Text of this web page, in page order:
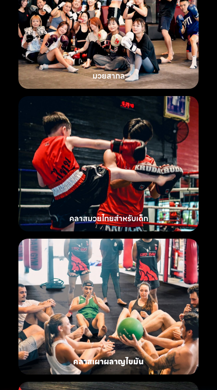
มวยสากล
คลาสมวยไทยสำหรับเด็ก
คลาสเผาผลาญไขมัน